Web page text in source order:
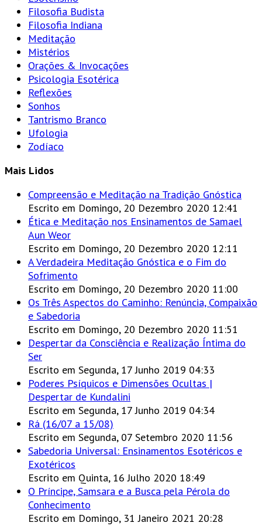
Filosofia Budista
Filosofia Indiana
Meditação
Mistérios
Orações & Invocações
Psicologia Esotérica
Reflexões
Sonhos
Tantrismo Branco
Ufologia
Zodíaco
Mais Lidos
Compreensão e Meditação na Tradição Gnóstica
Escrito em Domingo, 20 Dezembro 2020 12:41
Ética e Meditação nos Ensinamentos de Samael
Aun Weor
Escrito em Domingo, 20 Dezembro 2020 12:11
A Verdadeira Meditação Gnóstica e o Fim do
Sofrimento
Escrito em Domingo, 20 Dezembro 2020 11:00
Os Três Aspectos do Caminho: Renúncia, Compaixão
e Sabedoria
Escrito em Domingo, 20 Dezembro 2020 11:51
Despertar da Consciência e Realização Íntima do
Ser
Escrito em Segunda, 17 Junho 2019 04:33
Poderes Psíquicos e Dimensões Ocultas |
Despertar de Kundalini
Escrito em Segunda, 17 Junho 2019 04:34
Rá (16/07 a 15/08)
Escrito em Segunda, 07 Setembro 2020 11:56
Sabedoria Universal: Ensinamentos Esotéricos e
Exotéricos
Escrito em Quinta, 16 Julho 2020 18:49
O Príncipe, Samsara e a Busca pela Pérola do
Conhecimento
Escrito em Domingo, 31 Janeiro 2021 20:28